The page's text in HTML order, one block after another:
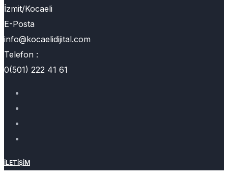
İzmit/Kocaeli
E-Posta
info@kocaelidijital.com
Telefon :
0(501) 222 41 61
İLETIŞIM